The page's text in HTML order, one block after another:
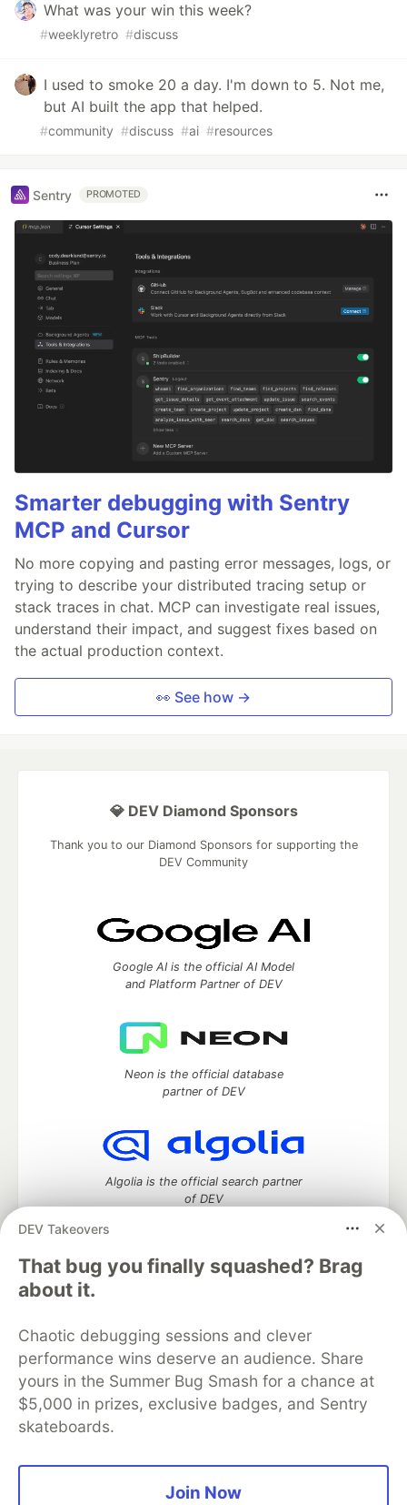
What was your win this week?
#weeklyretro #discuss
I used to smoke 20 a day. I'm down to 5. Not me,
but AI built the app that helped.
#community #discuss #ai #resources
Sentry PROMOTED
Smarter debugging with Sentry
MCP and Cursor
No more copying and pasting error messages, logs, or
trying to describe your distributed tracing setup or
stack traces in chat. MCP can investigate real issues,
understand their impact, and suggest fixes based on
the actual production context.
👀 See how →
DEV Takeovers
That bug you finally squashed? Brag
about it.
Chaotic debugging sessions and clever
performance wins deserve an audience. Share
yours in the Summer Bug Smash for a chance at
$5,000 in prizes, exclusive badges, and Sentry
skateboards.
Join Now
💎 DEV Diamond Sponsors
Thank you to our Diamond Sponsors for supporting the
DEV Community
Google AI is the official AI Model
and Platform Partner of DEV
Neon is the official database
partner of DEV
Algolia is the official search partner
of DEV
DEV Community
DEV Education Tracks
DEV Help
Advertise on DEV
Organization Accounts
DEV Showcase About
Contact
Free Postgres Database
DEV Shop
MLH
Code of Conduct
Privacy Policy
Terms of Use
Built on
Forem software that powers
DEV
and other inclusive communities.